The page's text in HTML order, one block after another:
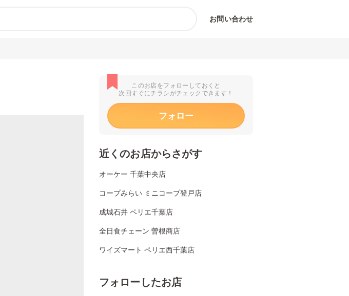
お問い合わせ
このお店をフォローしておくと
次回すぐにチラシがチェックできます！
フォロー
近くのお店からさがす
オーケー 千葉中央店
コープみらい ミニコープ登戸店
成城石井 ペリエ千葉店
全日食チェーン 曽根商店
ワイズマート ペリエ西千葉店
フォローしたお店